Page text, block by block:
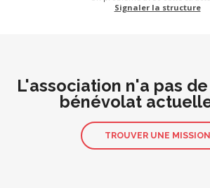
Signaler la structure
L'association n'a pas
bénévolat
TROUVER UNE MISSION